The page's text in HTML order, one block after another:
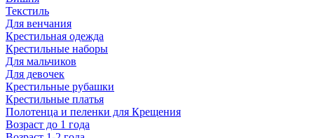
Текстиль
Для венчания
Крестильная одежда
Крестильные наборы
Для мальчиков
Для девочек
Крестильные рубашки
Крестильные платья
Полотенца и пеленки для Крещения
Возраст до 1 года